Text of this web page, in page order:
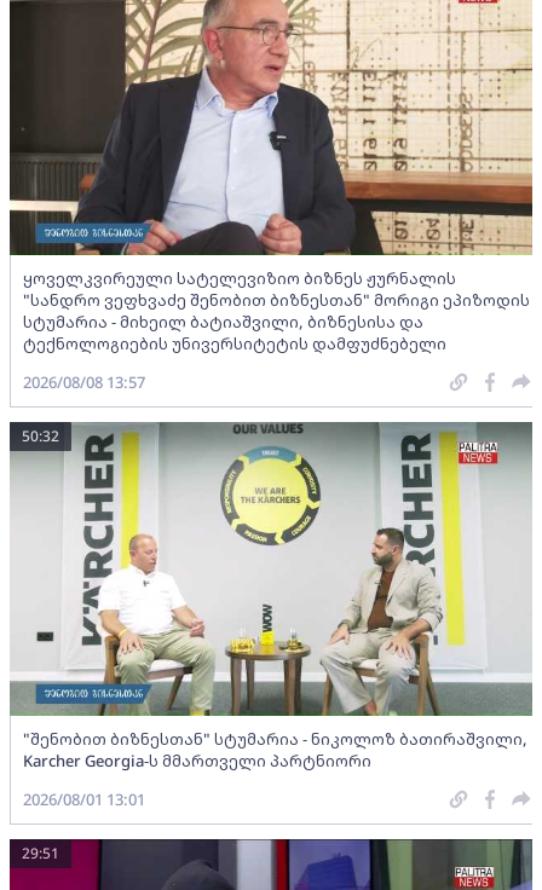
ყოველკვირეული სატელევიზიო ბიზნეს ჟურნალის
"სანდრო ვეფხვაძე შენობით ბიზნესთან" მორიგი ეპიზოდის
სტუმარია - მიხეილ ბატიაშვილი, ბიზნესისა და
ტექნოლოგიების უნივერსიტეტის დამფუძნებელი
2026/08/08 13:57
"შენობით ბიზნესთან" სტუმარია - ნიკოლოზ ბათირაშვილი,
Karcher Georgia-ს მმართველი პარტნიორი
50:32
2026/08/01 13:01
29:51